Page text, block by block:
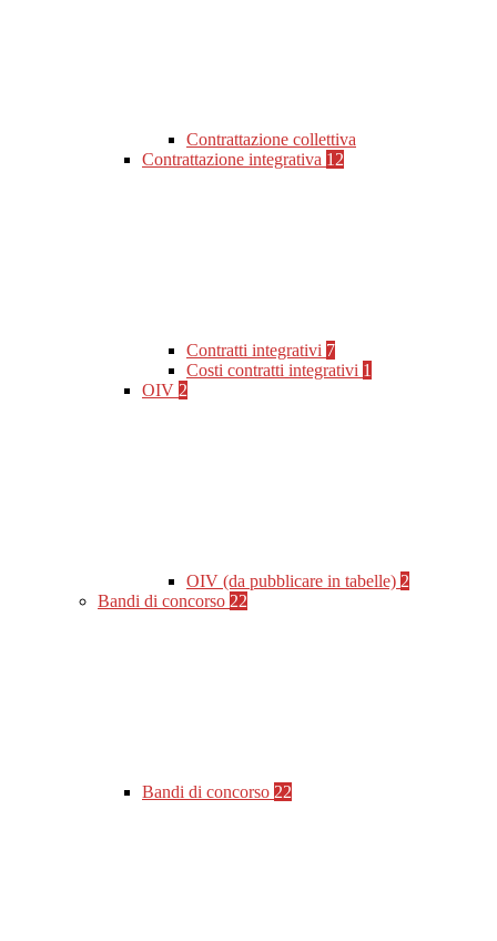
Contrattazione collettiva
Contrattazione integrativa 12
Contratti integrativi 7
Costi contratti integrativi 1
OIV 2
OIV (da pubblicare in tabelle) 2
Bandi di concorso 22
Bandi di concorso 22